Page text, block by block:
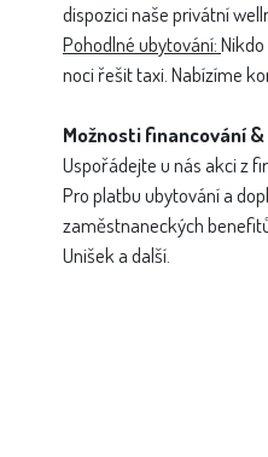
dispozici naše privátní
Pohodlné ubytování:
noci řešit taxi. Nabízíme
Možnosti financování
Uspořádejte u nás akci z
Pro platbu ubytování a
zaměstnaneckých
Unišek a další.